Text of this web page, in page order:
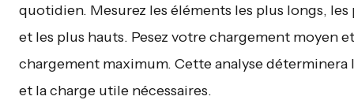
quotidien. Mesurez les éléments les plus longs, les
et les plus hauts. Pesez votre chargement moyen
chargement maximum. Cette analyse déterminera
et la charge utile nécessaires.